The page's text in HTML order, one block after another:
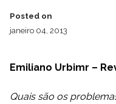
Posted on
janeiro 04, 2013
Emiliano Urbimr –
Quais são os